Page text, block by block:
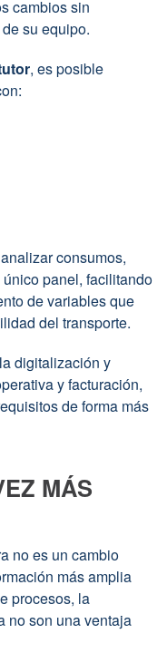
cambios sin
su equipo.
, es posible
consumos,
panel, facilitando
de variables que
del transporte.
digitalización y
y facturación,
de forma más
MÁS
no es un cambio
más amplia
procesos, la
no son una ventaja